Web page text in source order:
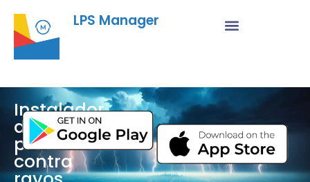
LPS Manager
Instalador
de
protección
contra